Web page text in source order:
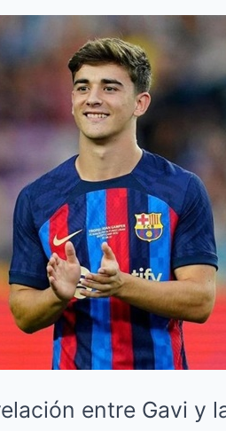
entre Gavi y